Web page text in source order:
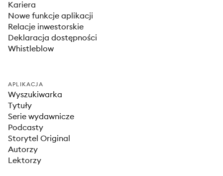
Kariera
Nowe funkcje aplikacji
Relacje inwestorskie
Deklaracja dostępności
Whistleblow
APLIKACJA
Wyszukiwarka
Tytuły
Serie wydawnicze
Podcasty
Storytel Original
Autorzy
Lektorzy